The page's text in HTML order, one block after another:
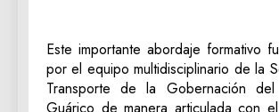
Este importante abordaje formativo
por el equipo multidisciplinario de la
Transporte de la Gobernación
Guárico de manera articulada con